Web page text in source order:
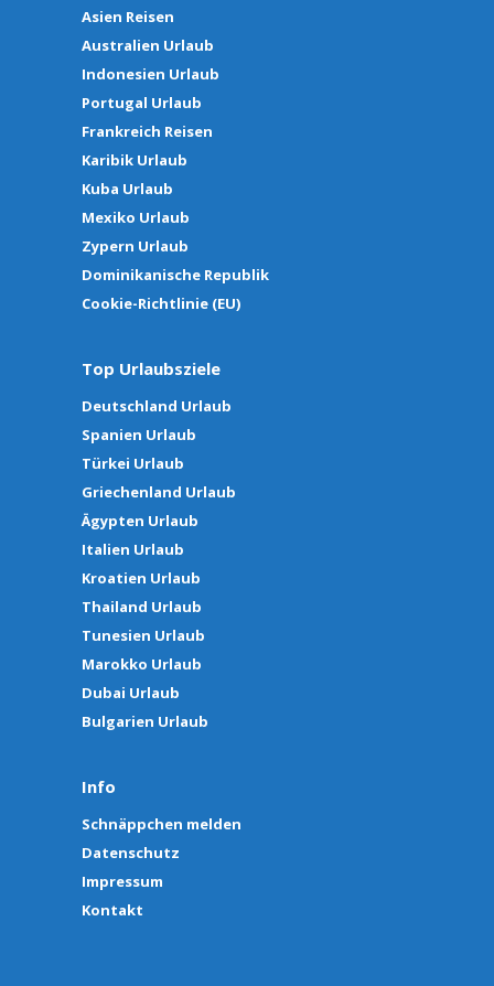
Asien Reisen
Australien Urlaub
Indonesien Urlaub
Portugal Urlaub
Frankreich Reisen
Karibik Urlaub
Kuba Urlaub
Mexiko Urlaub
Zypern Urlaub
Dominikanische Republik
Cookie-Richtlinie (EU)
Top Urlaubsziele
Deutschland Urlaub
Spanien Urlaub
Türkei Urlaub
Griechenland Urlaub
Ägypten Urlaub
Italien Urlaub
Kroatien Urlaub
Thailand Urlaub
Tunesien Urlaub
Marokko Urlaub
Dubai Urlaub
Bulgarien Urlaub
Info
Schnäppchen melden
Datenschutz
Impressum
Kontakt